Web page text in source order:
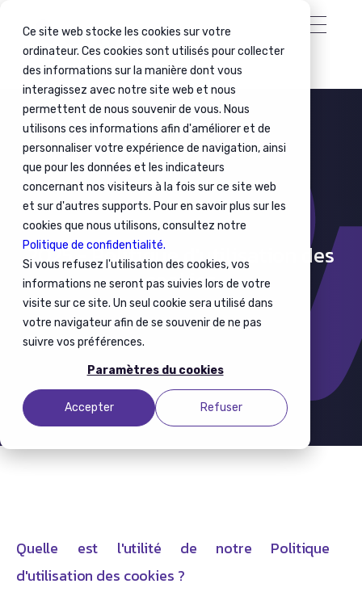
Ce site web stocke les cookies sur votre
ordinateur. Ces cookies sont utilisés pour collecter
des informations sur la manière dont vous
interagissez avec notre site web et nous
permettent de nous souvenir de vous. Nous
utilisons ces informations afin d'améliorer et de
personnaliser votre expérience de navigation, ainsi
que pour les données et les indicateurs
concernant nos visiteurs à la fois sur ce site web
et sur d'autres supports. Pour en savoir plus sur les
cookies que nous utilisons, consultez notre
Politique de confidentialité.
Si vous refusez l'utilisation des cookies, vos
informations ne seront pas suivies lors de votre
visite sur ce site. Un seul cookie sera utilisé dans
votre navigateur afin de se souvenir de ne pas
suivre vos préférences.
Paramètres du cookies
Accepter Refuser
2025 - Politique d'utilisation des
cookies
Quelle est l'utilité de notre Politique
d'utilisation des cookies ?